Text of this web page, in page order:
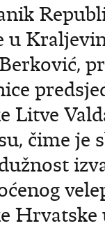
u
Litve
čime je
Hrvatske